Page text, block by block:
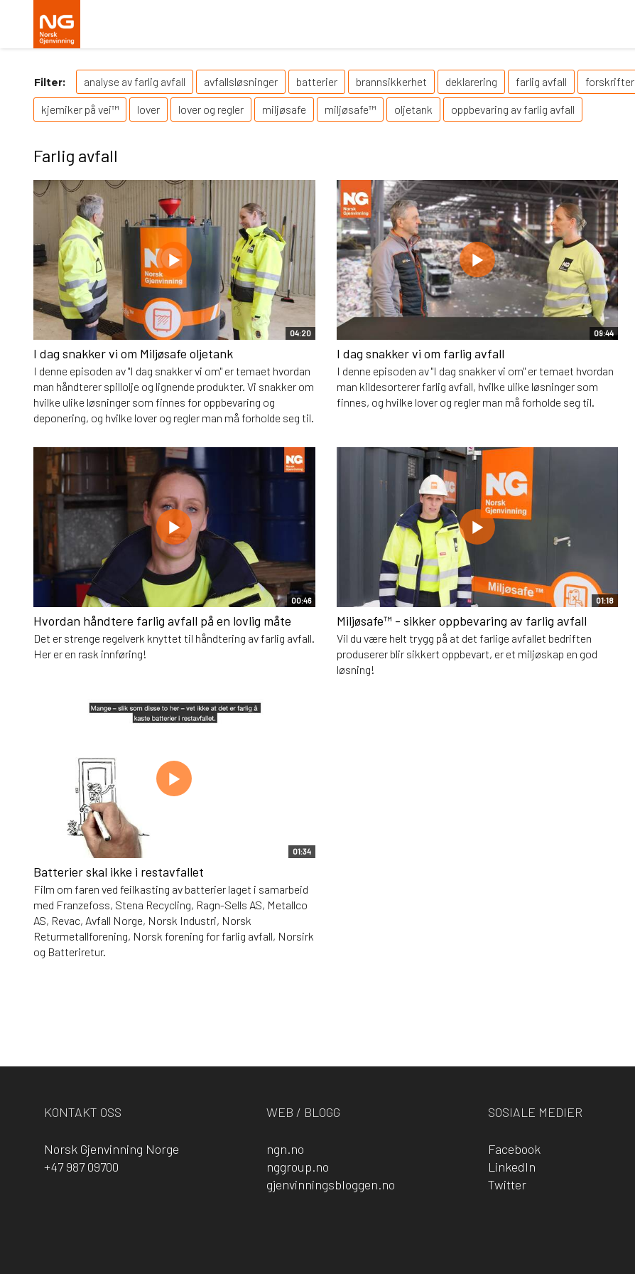
Filter: analyse av farlig avfall avfallsløsninger batterier brannsikkerhet deklarering farlig avfall forskrifter
kjemiker på vei™ lover lover og regler miljøsafe miljøsafe™ oljetank oppbevaring av farlig avfall
Farlig avfall
04:20
I dag snakker vi om Miljøsafe oljetank
I denne episoden av "I dag snakker vi om" er temaet hvordan
man håndterer spillolje og lignende produkter. Vi snakker om
hvilke ulike løsninger som finnes for oppbevaring og
deponering, og hvilke lover og regler man må forholde seg til.
09:44
I dag snakker vi om farlig avfall
I denne episoden av "I dag snakker vi om" er temaet hvordan
man kildesorterer farlig avfall, hvilke ulike løsninger som
finnes, og hvilke lover og regler man må forholde seg til.
00:46
Hvordan håndtere farlig avfall på en lovlig måte
Det er strenge regelverk knyttet til håndtering av farlig avfall.
Her er en rask innføring!
01:18
Miljøsafe™ - sikker oppbevaring av farlig avfall
Vil du være helt trygg på at det farlige avfallet bedriften
produserer blir sikkert oppbevart, er et miljøskap en god
løsning!
01:34
Batterier skal ikke i restavfallet
Film om faren ved feilkasting av batterier laget i samarbeid
med Franzefoss, Stena Recycling, Ragn-Sells AS, Metallco
AS, Revac, Avfall Norge, Norsk Industri, Norsk
Returmetallforening, Norsk forening for farlig avfall, Norsirk
og Batteriretur.
KONTAKT OSS
Norsk Gjenvinning Norge
+47 987 09700
WEB / BLOGG
ngn.no
nggroup.no
gjenvinningsbloggen.no
SOSIALE MEDIER
Facebook
LinkedIn
Twitter